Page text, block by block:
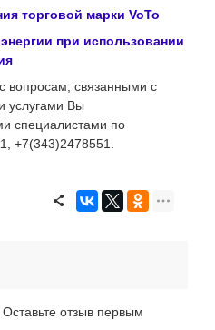
торговой марки VoTo
при использовании
вопросам, связанными с
услугами Вы
специалистами по
+7(343)2478551.
отзыв первым